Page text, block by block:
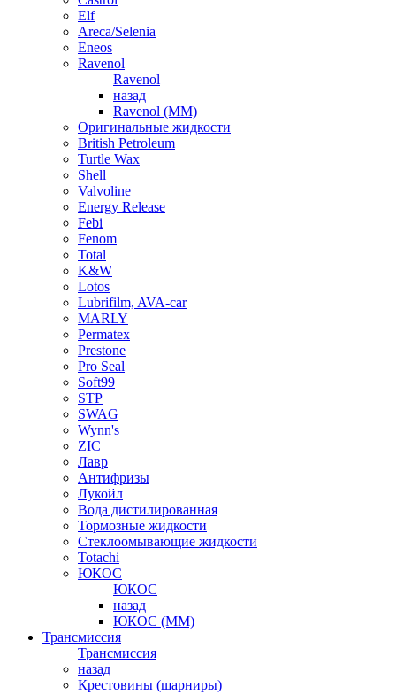
Elf
Areca/Selenia
Eneos
Ravenol
Ravenol
назад
Ravenol (ММ)
Оригинальные жидкости
British Petroleum
Turtle Wax
Shell
Valvoline
Energy Release
Febi
Fenom
Total
K&W
Lotos
Lubrifilm, AVA-car
MARLY
Permatex
Prestone
Pro Seal
Soft99
STP
SWAG
Wynn's
ZIC
Лавр
Антифризы
Лукойл
Вода дистилированная
Тормозные жидкости
Стеклоомывающие жидкости
Totachi
ЮКОС
ЮКОС
назад
ЮКОС (ММ)
Трансмиссия
Трансмиссия
назад
Крестовины (шарниры)